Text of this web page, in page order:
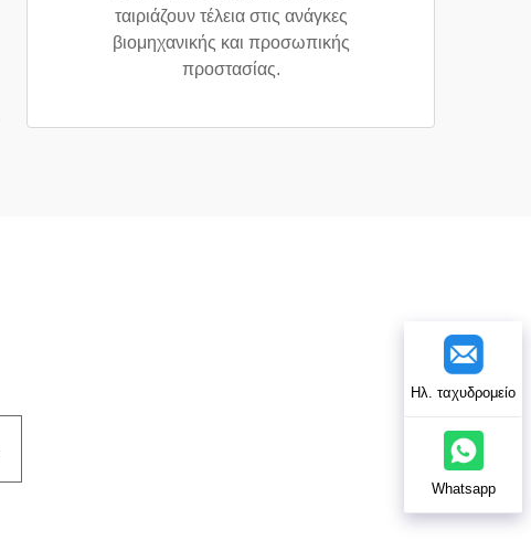
ταιριάζουν τέλεια στις ανάγκες
βιομηχανικής και προσωπικής
προστασίας.
Ηλ. ταχυδρομείο
Whatsapp